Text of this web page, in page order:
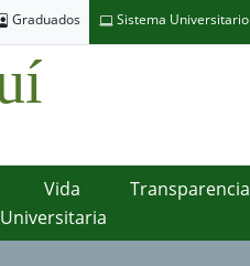
Graduados Sistema Universitario
Vida
Universitaria
Transparencia